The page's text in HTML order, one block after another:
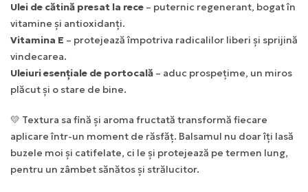
Ulei de cătină presat la rece – puternic regenerant, bogat în
vitamine și antioxidanți.
Vitamina E – protejează împotriva radicalilor liberi și sprijină
vindecarea.
Uleiuri esențiale de portocală – aduc prospețime, un miros
plăcut și o stare de bine.
💛 Textura sa fină și aroma fructată transformă fiecare
aplicare într-un moment de răsfăț. Balsamul nu doar îți lasă
buzele moi și catifelate, ci le și protejează pe termen lung,
pentru un zâmbet sănătos și strălucitor.